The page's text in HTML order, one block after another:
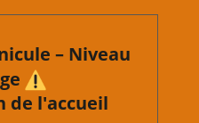
– Niveau
de l'accueil